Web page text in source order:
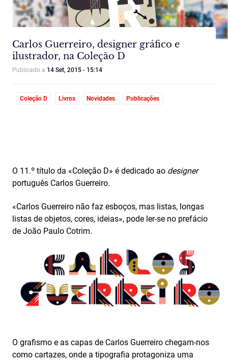
Carlos Guerreiro, designer gráfico e
ilustrador, na Coleção D
Publicado a 14 Set, 2015 - 15:14
Coleção D Livros Novidades Publicações
O 11.º título da «Coleção D» é dedicado ao designer
português Carlos Guerreiro.
«Carlos Guerreiro não faz esboços, mas listas, longas
listas de objetos, cores, ideias», pode ler-se no prefácio
de João Paulo Cotrim.
O grafismo e as capas de Carlos Guerreiro chegam-nos
como cartazes, onde a tipografia protagoniza uma